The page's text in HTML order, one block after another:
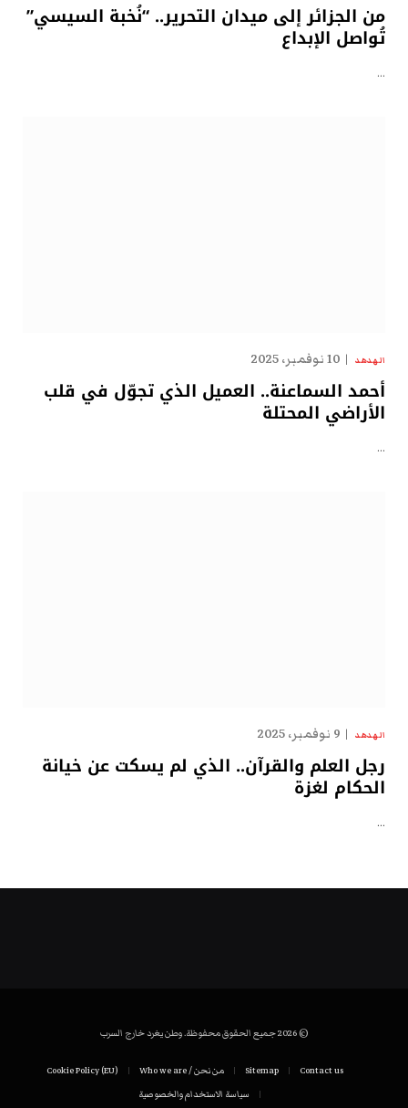
من الجزائر إلى ميدان التحرير.. “نُخبة السيسي”
تُواصل الإبداع
…
الهدهد 10 نوفمبر، 2025
أحمد السماعنة.. العميل الذي تجوّل في قلب
الأراضي المحتلة
…
الهدهد 9 نوفمبر، 2025
رجل العلم والقرآن.. الذي لم يسكت عن خيانة
الحكام لغزة
…
© 2026 جميع الحقوق محفوظة. وطن يغرد خارج السرب
Contact us
Sitemap من نحن / Who we are
Cookie Policy (EU)
سياسة الاستخدام والخصوصية